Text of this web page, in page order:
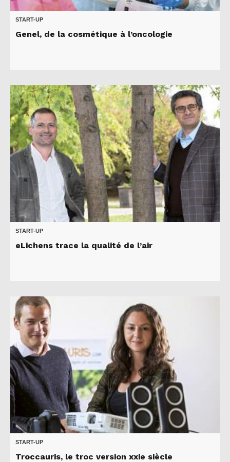
START-UP
Genel, de la cosmétique à l’oncologie
START-UP
eLichens trace la qualité de l’air
START-UP
Troccauris, le troc version xxie siècle